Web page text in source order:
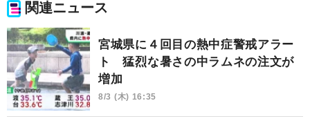
関連ニュース
宮城県に４回目の熱中症警戒アラー
ト 猛烈な暑さの中ラムネの注文が
増加
8/3 (木) 16:35